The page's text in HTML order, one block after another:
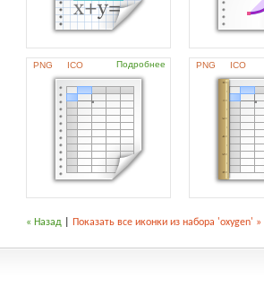
PNG ICO Подробнее PNG ICO
« Назад Показать все иконки из набора 'oxygen' »